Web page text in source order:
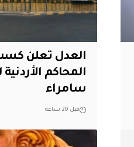
العدل تعلن
المحاكم
سامراء
قبل 20 ساعة